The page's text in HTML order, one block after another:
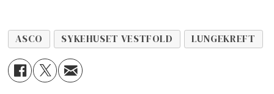
ASCO SYKEHUSET VESTFOLD LUNGEKREFT